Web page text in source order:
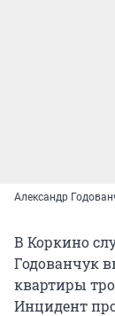
Александр
В Коркино
Годованчук
квартиры
Инцидент